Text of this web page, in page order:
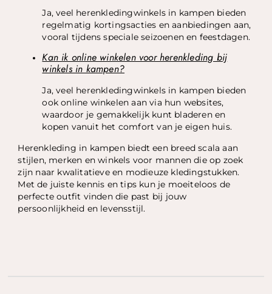
Ja, veel herenkledingwinkels in kampen bieden
regelmatig kortingsacties en aanbiedingen aan,
vooral tijdens speciale seizoenen en feestdagen.
Kan ik online winkelen voor herenkleding bij
winkels in kampen?
Ja, veel herenkledingwinkels in kampen bieden
ook online winkelen aan via hun websites,
waardoor je gemakkelijk kunt bladeren en
kopen vanuit het comfort van je eigen huis.
Herenkleding in kampen biedt een breed scala aan
stijlen, merken en winkels voor mannen die op zoek
zijn naar kwalitatieve en modieuze kledingstukken.
Met de juiste kennis en tips kun je moeiteloos de
perfecte outfit vinden die past bij jouw
persoonlijkheid en levensstijl.